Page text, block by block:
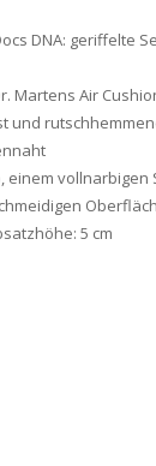
DNA: geriffelte
Martens Air
und
einem vollnarbigen
5 cm